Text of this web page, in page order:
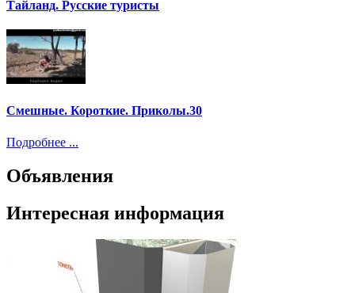
Тайланд. Русские туристы
Смешные. Короткие. Приколы.30
Подробнее ...
Объявления
Интересная информация